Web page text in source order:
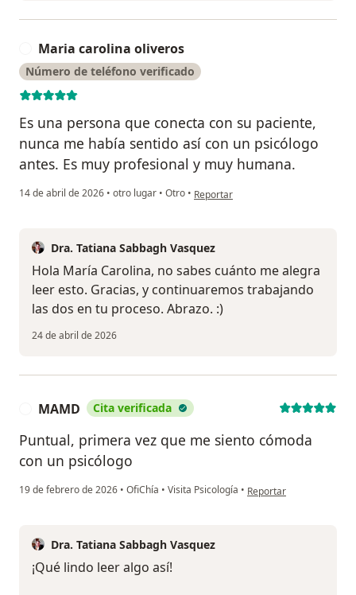
Maria carolina oliveros
Número de teléfono verificado
Es una persona que conecta con su paciente,
nunca me había sentido así con un psicólogo
antes. Es muy profesional y muy humana.
14 de abril de 2026 • otro lugar • Otro • en opinión del usuario Maria
Reportar
Dra. Tatiana Sabbagh Vasquez
Hola María Carolina, no sabes cuánto me alegra
leer esto. Gracias, y continuaremos trabajando
las dos en tu proceso. Abrazo. :)
24 de abril de 2026
MAMD Cita verificada
Puntual, primera vez que me siento cómoda
con un psicólogo
19 de febrero de 2026 • OfiChía • Visita Psicología • en opinión del usuario
Reportar
Dra. Tatiana Sabbagh Vasquez
¡Qué lindo leer algo así!